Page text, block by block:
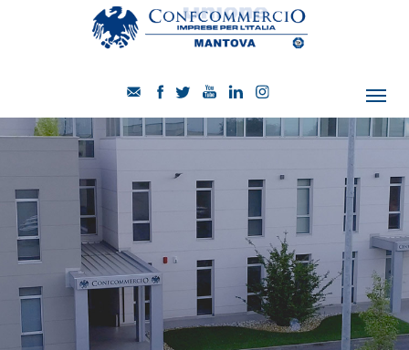
CHI SIAMO
SERVIZI
CATEGORIE
DELEGAZIONI
ATTIVITÀ STORICHE
PERIODICO